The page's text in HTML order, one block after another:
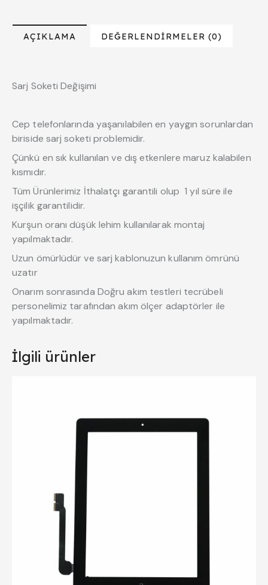
AÇIKLAMA DEĞERLENDIRMELER (0)
Sarj Soketi Değişimi
Cep telefonlarında yaşanılabilen en yaygın sorunlardan
biriside sarj soketi problemidir.
Çünkü en sık kullanılan ve dış etkenlere maruz kalabilen
kısmıdır.
Tüm Ürünlerimiz İthalatçı garantili olup 1 yıl süre ile
işçilik garantilidir.
Kurşun oranı düşük lehim kullanılarak montaj
yapılmaktadır.
Uzun ömürlüdür ve sarj kablonuzun kullanım ömrünü
uzatır
Onarım sonrasında Doğru akım testleri tecrübeli
personelimiz tarafından akım ölçer adaptörler ile
yapılmaktadır.
İlgili ürünler